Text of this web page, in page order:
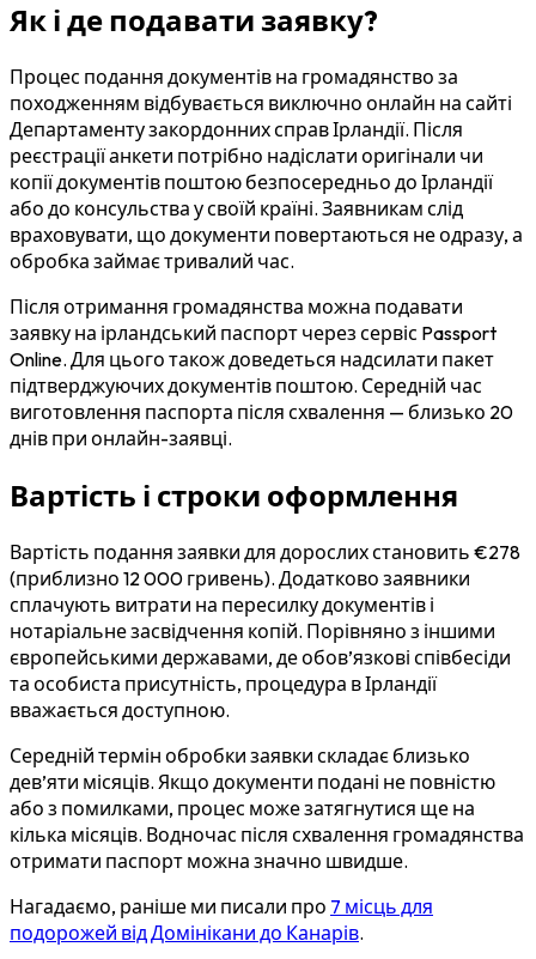
Як і де подавати заявку?
Процес подання документів на громадянство за
походженням відбувається виключно онлайн на сайті
Департаменту закордонних справ Ірландії. Після
реєстрації анкети потрібно надіслати оригінали чи
копії документів поштою безпосередньо до Ірландії
або до консульства у своїй країні. Заявникам слід
враховувати, що документи повертаються не одразу, а
обробка займає тривалий час.
Після отримання громадянства можна подавати
заявку на ірландський паспорт через сервіс Passport
Online. Для цього також доведеться надсилати пакет
підтверджуючих документів поштою. Середній час
виготовлення паспорта після схвалення — близько 20
днів при онлайн-заявці.
Вартість і строки оформлення
Вартість подання заявки для дорослих становить €278
(приблизно 12 000 гривень). Додатково заявники
сплачують витрати на пересилку документів і
нотаріальне засвідчення копій. Порівняно з іншими
європейськими державами, де обов’язкові співбесіди
та особиста присутність, процедура в Ірландії
вважається доступною.
Середній термін обробки заявки складає близько
дев’яти місяців. Якщо документи подані не повністю
або з помилками, процес може затягнутися ще на
кілька місяців. Водночас після схвалення громадянства
отримати паспорт можна значно швидше.
Нагадаємо, раніше ми писали про 7 місць для
подорожей від Домінікани до Канарів.